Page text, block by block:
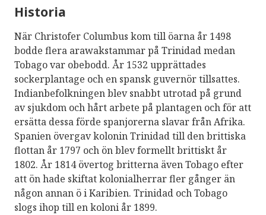
Historia
När Christofer Columbus kom till öarna år 1498
bodde flera arawakstammar på Trinidad medan
Tobago var obebodd. År 1532 upprättades
sockerplantage och en spansk guvernör tillsattes.
Indianbefolkningen blev snabbt utrotad på grund
av sjukdom och hårt arbete på plantagen och för att
ersätta dessa förde spanjorerna slavar från Afrika.
Spanien övergav kolonin Trinidad till den brittiska
flottan år 1797 och ön blev formellt brittiskt år
1802. År 1814 övertog britterna även Tobago efter
att ön hade skiftat kolonialherrar fler gånger än
någon annan ö i Karibien. Trinidad och Tobago
slogs ihop till en koloni år 1899.